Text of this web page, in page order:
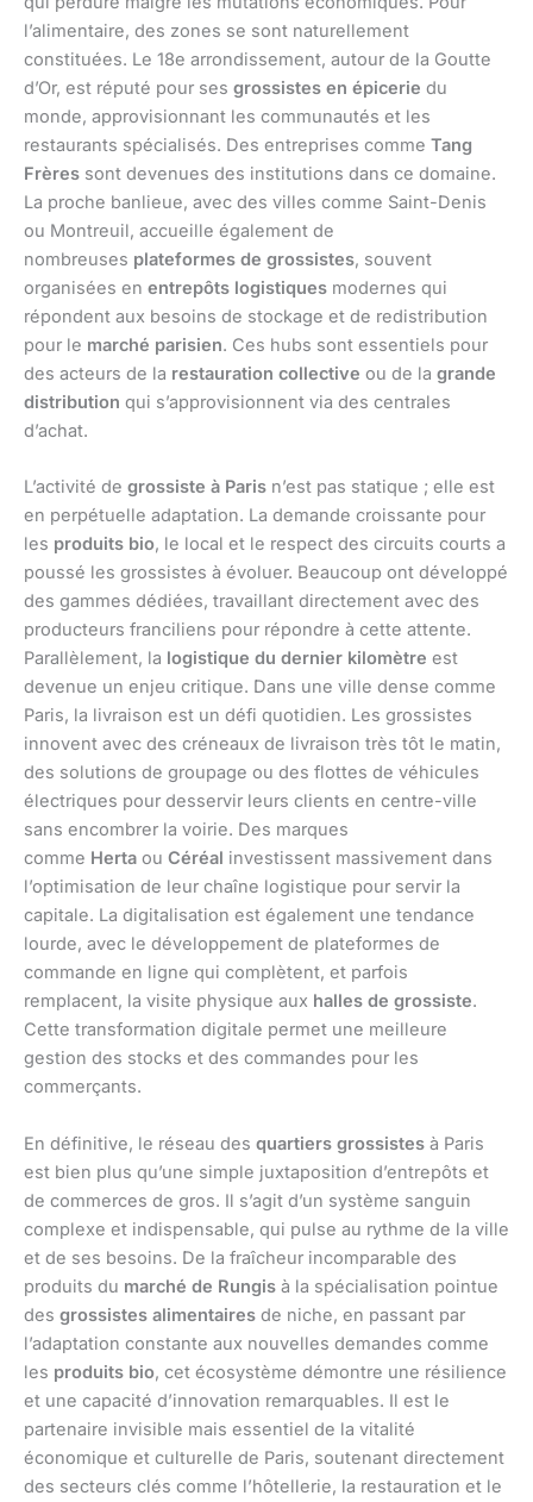
l’alimentaire, des zones se sont naturellement
constituées. Le 18e arrondissement, autour de la Goutte
d’Or, est réputé pour ses grossistes en épicerie du
monde, approvisionnant les communautés et les
restaurants spécialisés. Des entreprises comme Tang
Frères sont devenues des institutions dans ce domaine.
La proche banlieue, avec des villes comme Saint-Denis
ou Montreuil, accueille également de
nombreuses plateformes de grossistes, souvent
organisées en entrepôts logistiques modernes qui
répondent aux besoins de stockage et de redistribution
pour le marché parisien. Ces hubs sont essentiels pour
des acteurs de la restauration collective ou de la grande
distribution qui s’approvisionnent via des centrales
d’achat.
L’activité de grossiste à Paris n’est pas statique ; elle est
en perpétuelle adaptation. La demande croissante pour
les produits bio, le local et le respect des circuits courts a
poussé les grossistes à évoluer. Beaucoup ont développé
des gammes dédiées, travaillant directement avec des
producteurs franciliens pour répondre à cette attente.
Parallèlement, la logistique du dernier kilomètre est
devenue un enjeu critique. Dans une ville dense comme
Paris, la livraison est un défi quotidien. Les grossistes
innovent avec des créneaux de livraison très tôt le matin,
des solutions de groupage ou des flottes de véhicules
électriques pour desservir leurs clients en centre-ville
sans encombrer la voirie. Des marques
comme Herta ou Céréal investissent massivement dans
l’optimisation de leur chaîne logistique pour servir la
capitale. La digitalisation est également une tendance
lourde, avec le développement de plateformes de
commande en ligne qui complètent, et parfois
remplacent, la visite physique aux halles de grossiste.
Cette transformation digitale permet une meilleure
gestion des stocks et des commandes pour les
commerçants.
En définitive, le réseau des quartiers grossistes à Paris
est bien plus qu’une simple juxtaposition d’entrepôts et
de commerces de gros. Il s’agit d’un système sanguin
complexe et indispensable, qui pulse au rythme de la ville
et de ses besoins. De la fraîcheur incomparable des
produits du marché de Rungis à la spécialisation pointue
des grossistes alimentaires de niche, en passant par
l’adaptation constante aux nouvelles demandes comme
les produits bio, cet écosystème démontre une résilience
et une capacité d’innovation remarquables. Il est le
partenaire invisible mais essentiel de la vitalité
économique et culturelle de Paris, soutenant directement
des secteurs clés comme l’hôtellerie, la restauration et le